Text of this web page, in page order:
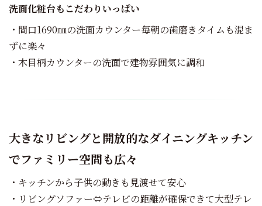
洗面化粧台もこだわりいっぱい
・間口1690㎜の洗面カウンター毎朝の歯磨きタイムも混ま
ずに楽々
・木目柄カウンターの洗面で建物雰囲気に調和
大きなリビングと開放的なダイニングキッチン
でファミリー空間も広々
・キッチンから子供の動きも見渡せて安心
・リビングソファー⇔テレビの距離が確保できて大型テレ